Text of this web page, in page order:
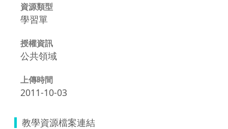
資源類型
學習單
授權資訊
公共領域
上傳時間
2011-10-03
教學資源檔案連結